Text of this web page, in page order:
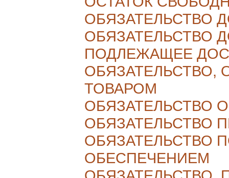
ОБЯЗАТЕЛЬСТВО
ОБЯЗАТЕЛЬСТВО
ПОДЛЕЖАЩЕЕ
ОБЯЗАТЕЛЬСТВО,
ТОВАРОМ
ОБЯЗАТЕЛЬСТВО
ОБЯЗАТЕЛЬСТВО
ОБЯЗАТЕЛЬСТВО
ОБЕСПЕЧЕНИЕМ